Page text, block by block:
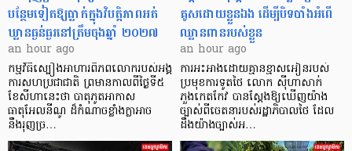
បន្ថែមទៀតឱ្យធ្លាក់ក្នុងវិបត្តិ​ភាពអត់
ឃ្លានធ្ងន់ធ្ងរនៅត្រឹមចុងឆ្នាំ ២០២៧
an hour ago
កម្មវិធីស្បៀងអាហារពិភពលោករបស់អង្គ
ការសហប្រជាជាតិ ព្រមាន​កាលពីថ្ងៃទី៥
ខែសីហានេះថា បាតុភូតអាកាស
ធាតុអែលនីណូ ដ៏កំណាចខ្លាំងក្លាអាច
នឹងរុញច្រ…
គូសដោយខ្លួនឯង ដើម្បីបិទបាំងអំពើ
ឈ្លានពានរបស់ខ្លួន
an hour ago
ការអះអាងដោយគ្មានខ្មាសអៀនរបស់
ប្រមុខការទូតថៃ លោក ស៊ីហាសាក់
ភួងកេតកែវ បានស្តែងឱ្យឃើញយ៉ាង
ច្បាស់ពីចេតនារបស់រដ្ឋាភិបាលថៃ ដែល
ដឹងយ៉ាងច្បាស់អ…